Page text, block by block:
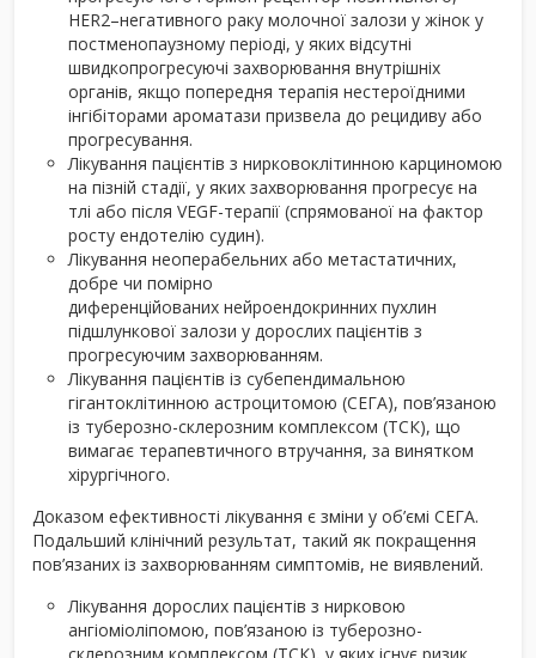
HER2–негативного раку молочної залози у жінок у
постменопаузному періоді, у яких відсутні
швидкопрогресуючі захворювання внутрішніх
органів, якщо попередня терапія нестероїдними
інгібіторами ароматази призвела до рецидиву або
прогресування.
Лікування пацієнтів з нирковоклітинною карциномою
на пізній стадії, у яких захворювання прогресує на
тлі або після VEGF-терапії (спрямованої на фактор
росту ендотелію судин).
Лікування неоперабельних або метастатичних,
добре чи помірно
диференційованих нейроендокринних пухлин
підшлункової залози у дорослих пацієнтів з
прогресуючим захворюванням.
Лікування пацієнтів із субепендимальною
гігантоклітинною астроцитомою (СЕГА), пов’язаною
із туберозно-склерозним комплексом (ТСК), що
вимагає терапевтичного втручання, за винятком
хірургічного.
Доказом ефективності лікування є зміни у об’ємі СЕГА.
Подальший клінічний результат, такий як покращення
пов’язаних із захворюванням симптомів, не виявлений.
Лікування дорослих пацієнтів з нирковою
ангіоміоліпомою, пов’язаною із туберозно-